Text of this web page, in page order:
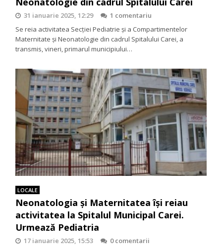
31 ianuarie 2025, 12:29
1 comentariu
Se reia activitatea Secției Pediatrie și a Compartimentelor
Maternitate și Neonatologie din cadrul Spitalului Carei, a
transmis, vineri, primarul municipiului…
LOCALE
Neonatologia și Maternitatea își reiau
activitatea la Spitalul Municipal Carei.
Urmează Pediatria
17 ianuarie 2025, 15:53
0 comentarii